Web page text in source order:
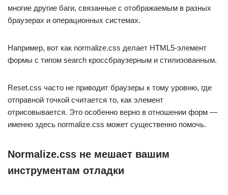
многие другие баги, связанные с отображаемым в разных
браузерах и операционных системах.
Например, вот как normalize.css делает HTML5-элемент
формы с типом search кроссбраузерным и стилизованным.
Reset.css часто не приводит браузеры к тому уровню, где
отправной точкой считается то, как элемент
отрисовывается. Это особенно верно в отношении форм —
именно здесь normalize.css может существенно помочь.
Normalize.css не мешает вашим
инструментам отладки